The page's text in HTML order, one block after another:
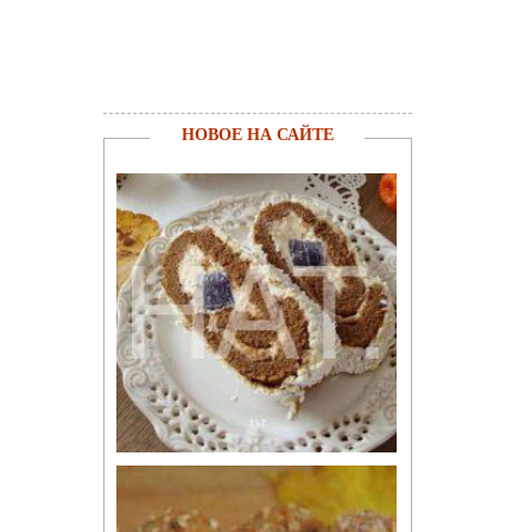
НОВОЕ НА САЙТЕ